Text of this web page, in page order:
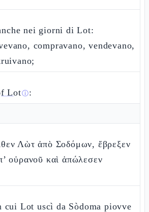
nei giorni di Lot:
compravano, vendevano,
Lotⓘ:
Λὼτ ἀπὸ Σοδόμων, ἔβρεξεν
οὐρανοῦ καὶ ἀπώλεσεν
cui Lot uscì da Sòdoma piovve